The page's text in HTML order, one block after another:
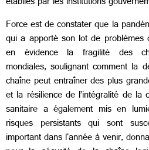
Force est de constater que la
qui a apporté son lot de
en évidence la fragilité des
mondiales, soulignant comment la
chaîne peut entraîner des plus
et la résilience de l’intégralité de la
sanitaire a également mis en
risques persistants qui sont
important dans l'année à venir,